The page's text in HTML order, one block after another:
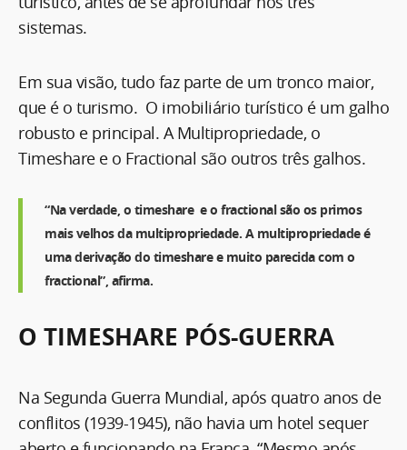
sistemas.
Em sua visão, tudo faz parte de um tronco maior,
que é o turismo. O imobiliário turístico é um galho
robusto e principal. A Multipropriedade, o
Timeshare e o Fractional são outros três galhos.
“Na verdade, o timeshare e o fractional são os primos
mais velhos da multipropriedade. A multipropriedade é
uma derivação do timeshare e muito parecida com o
fractional”, afirma.
O TIMESHARE PÓS-GUERRA
Na Segunda Guerra Mundial, após quatro anos de
conflitos (1939-1945), não havia um hotel sequer